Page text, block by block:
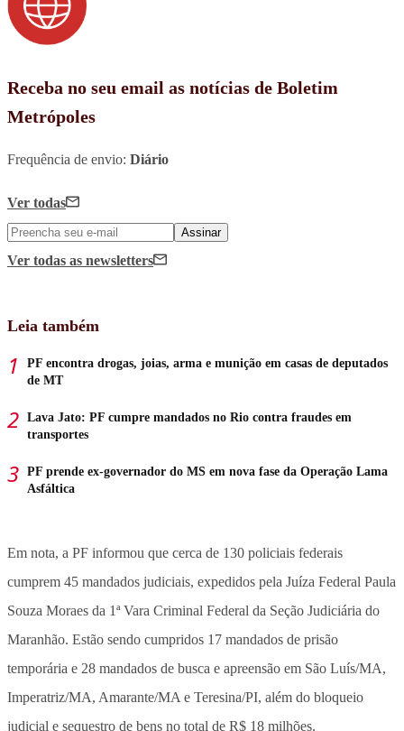
Receba no seu email as notícias de Boletim
Metrópoles
Frequência de envio: Diário
Ver todas
Assinar
Ver todas as newsletters
Leia também
PF encontra drogas, joias, arma e munição em casas de deputados
de MT
Lava Jato: PF cumpre mandados no Rio contra fraudes em
transportes
PF prende ex-governador do MS em nova fase da Operação Lama
Asfáltica
Em nota, a PF informou que cerca de 130 policiais federais
cumprem 45 mandados judiciais, expedidos pela Juíza Federal Paula
Souza Moraes da 1ª Vara Criminal Federal da Seção Judiciária do
Maranhão. Estão sendo cumpridos 17 mandados de prisão
temporária e 28 mandados de busca e apreensão em São Luís/MA,
Imperatriz/MA, Amarante/MA e Teresina/PI, além do bloqueio
judicial e sequestro de bens no total de R$ 18 milhões.